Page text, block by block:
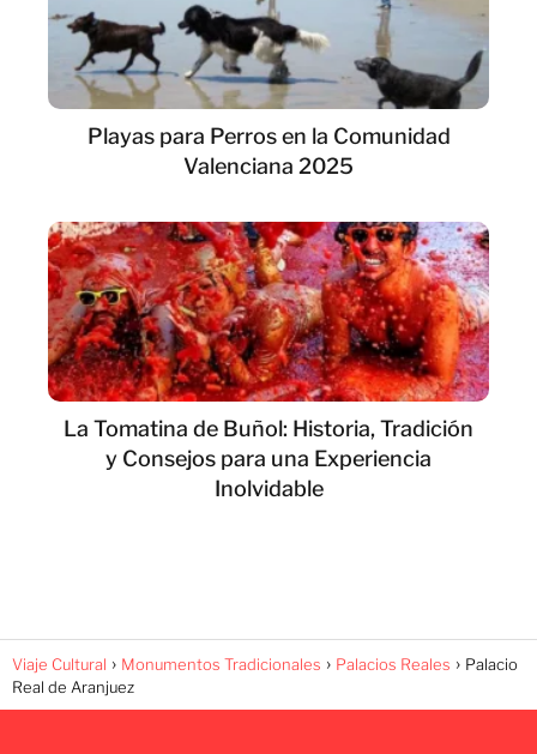
Playas para Perros en la Comunidad
Valenciana 2025
La Tomatina de Buñol: Historia, Tradición
y Consejos para una Experiencia
Inolvidable
Viaje Cultural Monumentos Tradicionales Palacios Reales
Palacio
Real de Aranjuez